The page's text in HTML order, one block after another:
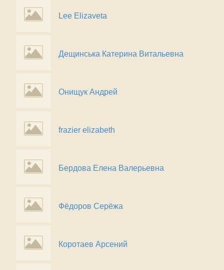
Lee Elizaveta
Дещинська Катерина Витальевна
Онищук Андрей
frazier elizabeth
Бердова Елена Валерьевна
Фёдоров Серёжа
Коротаев Арсений